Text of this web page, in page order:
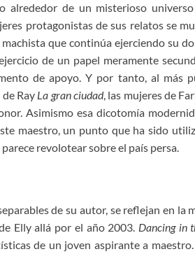
alrededor de un misterioso
protagonistas de sus relatos se
que continúa ejerciendo su
de un papel meramente
de apoyo. Y por tanto, al más
Ray La gran ciudad, las mujeres de
Asimismo esa dicotomía
maestro, un punto que ha sido
revolotear sobre el país persa.
de su autor, se reflejan en la
Elly allá por el año 2003. Dancing in
de un joven aspirante a